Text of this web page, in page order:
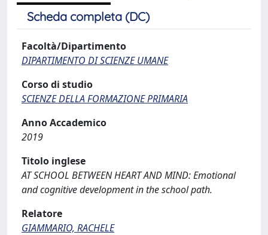
Scheda completa (DC)
Facoltà/Dipartimento
DIPARTIMENTO DI SCIENZE UMANE
Corso di studio
SCIENZE DELLA FORMAZIONE PRIMARIA
Anno Accademico
2019
Titolo inglese
AT SCHOOL BETWEEN HEART AND MIND: Emotional
and cognitive development in the school path.
Relatore
GIAMMARIO, RACHELE